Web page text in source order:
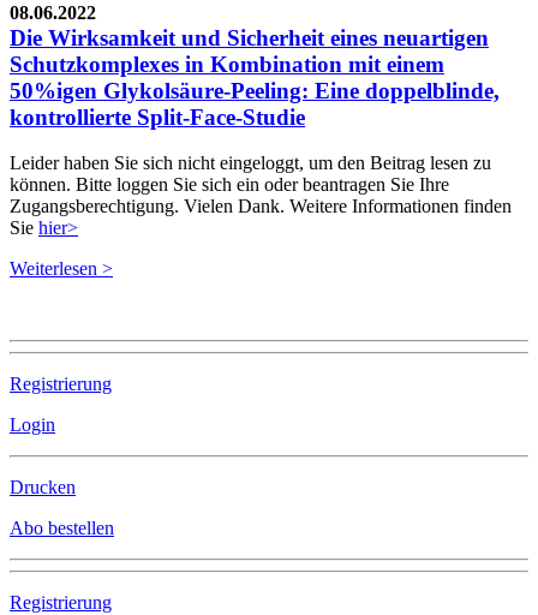
08.06.2022
Die Wirksamkeit und Sicherheit eines neuartigen
Schutzkomplexes in Kombination mit einem
50%igen Glykolsäure-Peeling: Eine doppelblinde,
kontrollierte Split-Face-Studie
Leider haben Sie sich nicht eingeloggt, um den Beitrag lesen zu
können. Bitte loggen Sie sich ein oder beantragen Sie Ihre
Zugangsberechtigung. Vielen Dank. Weitere Informationen finden
Sie hier>
Weiterlesen >
Registrierung
Login
Drucken
Abo bestellen
Registrierung